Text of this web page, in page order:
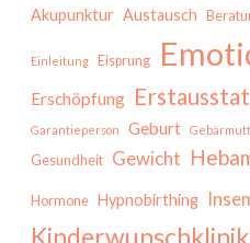
Akupunktur Austausch
Einleitung Eisprung
Erschöpfung
Garantieperson Geburt
Gesundheit Gewicht
Hormone Hypnobirthing
Kinderwunschklinik